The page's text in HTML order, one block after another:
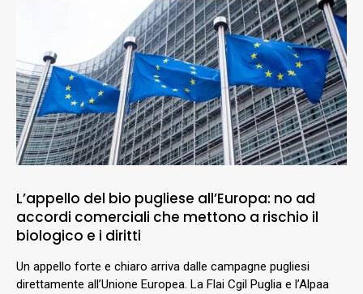
L’appello del bio pugliese all’Europa: no ad
accordi comerciali che mettono a rischio il
biologico e i diritti
Un appello forte e chiaro arriva dalle campagne pugliesi
direttamente all’Unione Europea. La Flai Cgil Puglia e l’Alpaa